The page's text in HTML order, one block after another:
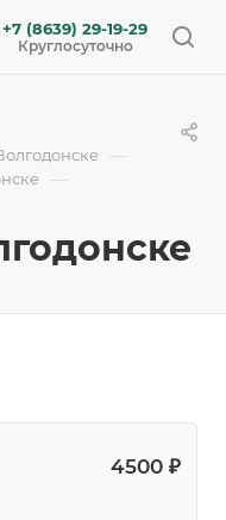
+7 (8639) 29-19-29
Круглосуточно
—
—
4500 ₽